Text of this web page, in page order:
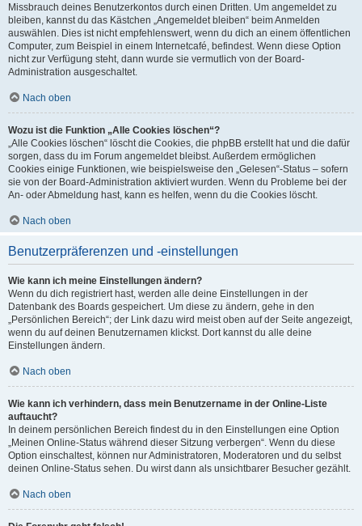
Missbrauch deines Benutzerkontos durch einen Dritten. Um angemeldet zu
bleiben, kannst du das Kästchen „Angemeldet bleiben“ beim Anmelden
auswählen. Dies ist nicht empfehlenswert, wenn du dich an einem öffentlichen
Computer, zum Beispiel in einem Internetcafé, befindest. Wenn diese Option
nicht zur Verfügung steht, dann wurde sie vermutlich von der Board-
Administration ausgeschaltet.
Nach oben
Wozu ist die Funktion „Alle Cookies löschen“?
„Alle Cookies löschen“ löscht die Cookies, die phpBB erstellt hat und die dafür
sorgen, dass du im Forum angemeldet bleibst. Außerdem ermöglichen
Cookies einige Funktionen, wie beispielsweise den „Gelesen“-Status – sofern
sie von der Board-Administration aktiviert wurden. Wenn du Probleme bei der
An- oder Abmeldung hast, kann es helfen, wenn du die Cookies löscht.
Nach oben
Benutzerpräferenzen und -einstellungen
Wie kann ich meine Einstellungen ändern?
Wenn du dich registriert hast, werden alle deine Einstellungen in der
Datenbank des Boards gespeichert. Um diese zu ändern, gehe in den
„Persönlichen Bereich“; der Link dazu wird meist oben auf der Seite angezeigt,
wenn du auf deinen Benutzernamen klickst. Dort kannst du alle deine
Einstellungen ändern.
Nach oben
Wie kann ich verhindern, dass mein Benutzername in der Online-Liste
auftaucht?
In deinem persönlichen Bereich findest du in den Einstellungen eine Option
„Meinen Online-Status während dieser Sitzung verbergen“. Wenn du diese
Option einschaltest, können nur Administratoren, Moderatoren und du selbst
deinen Online-Status sehen. Du wirst dann als unsichtbarer Besucher gezählt.
Nach oben